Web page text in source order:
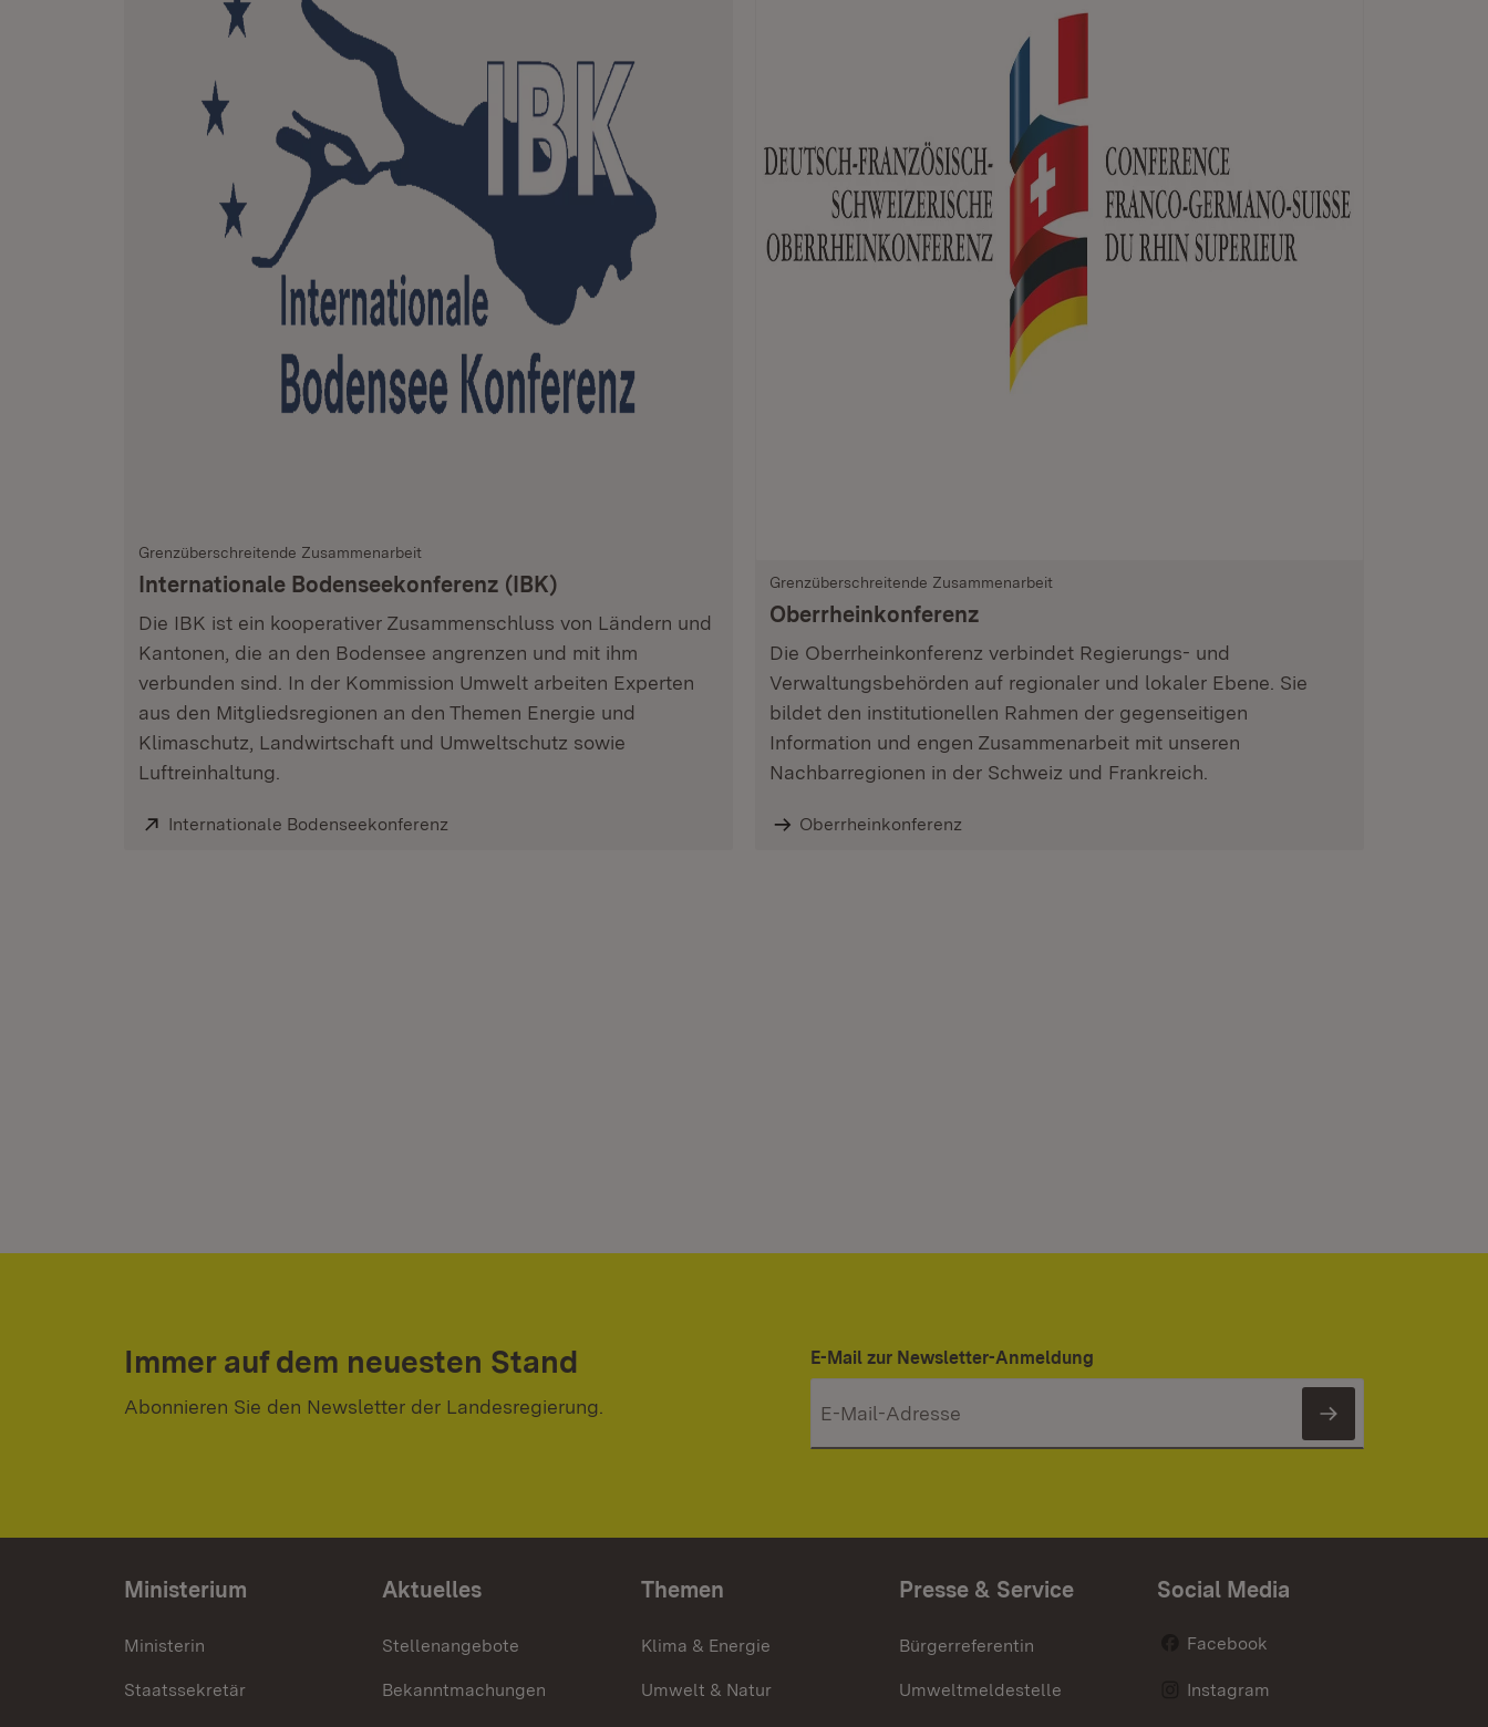
Grenzüberschreitende Zusammenarbeit
Internationale Bodenseekonferenz (IBK)
Die IBK ist ein kooperativer Zusammenschluss von Ländern und
Kantonen, die an den Bodensee angrenzen und mit ihm
verbunden sind. In der Kommission Umwelt arbeiten Experten
aus den Mitgliedsregionen an den Themen Energie und
Klimaschutz, Landwirtschaft und Umweltschutz sowie
Luftreinhaltung.
Extern:
Internationale Bodenseekonferenz(Öffnet in neuem Fenster)
Grenzüberschreitende Zusammenarbeit
Oberrheinkonferenz
Die Oberrheinkonferenz verbindet Regierungs- und
Verwaltungsbehörden auf regionaler und lokaler Ebene. Sie
bildet den institutionellen Rahmen der gegenseitigen
Information und engen Zusammenarbeit mit unseren
Nachbarregionen in der Schweiz und Frankreich.
Oberrheinkonferenz
Immer auf dem neuesten Stand
Abonnieren Sie den Newsletter der Landesregierung.
E-Mail zur Newsletter-Anmeldung
Newsletter
Ministerium
Ministerin
Staatssekretär
Aktuelles
Stellenangebote
Bekanntmachungen
Themen
Klima & Energie
Umwelt & Natur
Presse & Service
Bürgerreferentin
Umweltmeldestelle
Social Media
Facebook
Instagram